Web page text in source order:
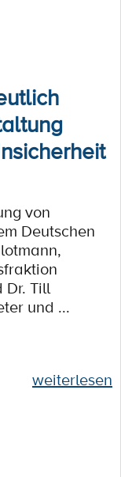
von
Deutschen
Dr. Till
und ...
weiterlesen